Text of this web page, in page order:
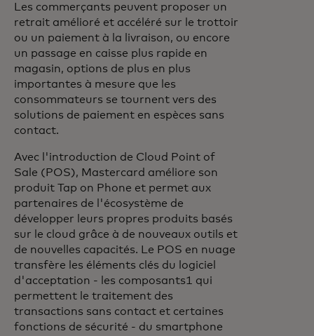
Les commerçants peuvent proposer un
retrait amélioré et accéléré sur le trottoir
ou un paiement à la livraison, ou encore
un passage en caisse plus rapide en
magasin, options de plus en plus
importantes à mesure que les
consommateurs se tournent vers des
solutions de paiement en espèces sans
contact.
Avec l'introduction de Cloud Point of
Sale (POS), Mastercard améliore son
produit Tap on Phone et permet aux
partenaires de l'écosystème de
développer leurs propres produits basés
sur le cloud grâce à de nouveaux outils et
de nouvelles capacités. Le POS en nuage
transfère les éléments clés du logiciel
d'acceptation - les composants1 qui
permettent le traitement des
transactions sans contact et certaines
fonctions de sécurité - du smartphone